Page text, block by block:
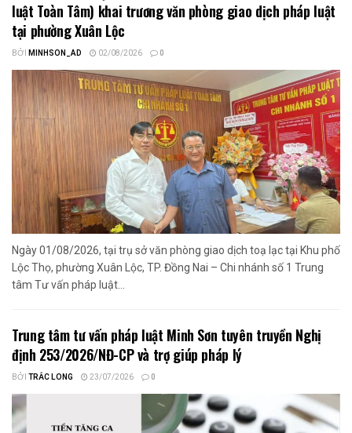
luật Toàn Tâm) khai trương văn phòng giao dịch pháp luật
tại phường Xuân Lộc
BỞI MINHSON_AD 02/08/2026 0
Ngày 01/08/2026, tại trụ sở văn phòng giao dịch toạ lạc tại Khu phố
Lộc Thọ, phường Xuân Lộc, TP. Đồng Nai – Chi nhánh số 1 Trung
tâm Tư vấn pháp luật...
Trung tâm tư vấn pháp luật Minh Sơn tuyên truyền Nghị
định 253/2026/NĐ-CP và trợ giúp pháp lý
BỞI TRẮC LONG 23/07/2026 0